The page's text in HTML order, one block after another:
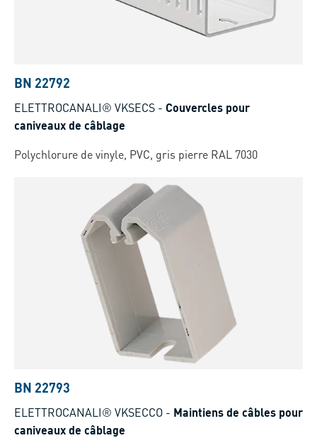
BN 22792
ELETTROCANALI® VKSECS - Couvercles pour
caniveaux de câblage
Polychlorure de vinyle, PVC, gris pierre RAL 7030
BN 22793
ELETTROCANALI® VKSECCO - Maintiens de câbles pour
caniveaux de câblage